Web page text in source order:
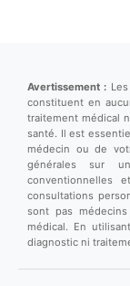
Avertissement :
constituent en
traitement médical
santé. Il est
médecin ou de
générales sur
conventionnelles
consultations
sont pas
médical. En
diagnostic ni